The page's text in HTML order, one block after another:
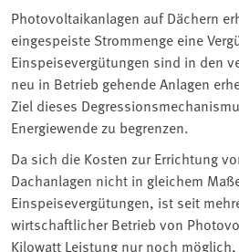
Photovoltaikanlagen auf Dächern
eingespeiste Strommenge eine
Einspeisevergütungen sind in den
neu in Betrieb gehende Anlagen
Ziel dieses
Energiewende zu begrenzen.
Da sich die Kosten zur Errichtung
Dachanlagen nicht in gleichem
Einspeisevergütungen, ist seit
wirtschaftlicher Betrieb von
Kilowatt Leistung nur noch